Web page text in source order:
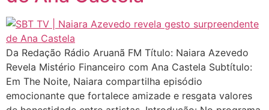
Da Redação Rádio Aruanã FM Título: Naiara Azevedo
Revela Mistério Financeiro com Ana Castela Subtítulo:
Em The Noite, Naiara compartilha episódio
emocionante que fortalece amizade e resgata valores